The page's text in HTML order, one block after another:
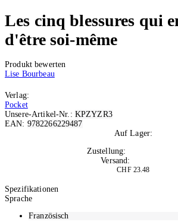
Les cinq blessures qui
d'être soi-même
Produkt bewerten
Lise Bourbeau
Verlag:
Pocket
Unsere-Artikel-Nr.: KPZYZR3
EAN: 9782266229487
Auf Lager:
Zustellung:
Versand:
CHF 23.48
Spezifikationen
Sprache
Französisch